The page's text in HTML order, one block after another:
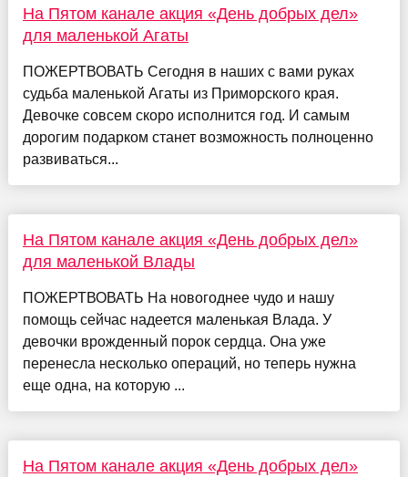
На Пятом канале акция «День добрых дел»
для маленькой Агаты
ПОЖЕРТВОВАТЬ Сегодня в наших с вами руках
судьба маленькой Агаты из Приморского края.
Девочке совсем скоро исполнится год. И самым
дорогим подарком станет возможность полноценно
развиваться...
На Пятом канале акция «День добрых дел»
для маленькой Влады
ПОЖЕРТВОВАТЬ На новогоднее чудо и нашу
помощь сейчас надеется маленькая Влада. У
девочки врожденный порок сердца. Она уже
перенесла несколько операций, но теперь нужна
еще одна, на которую ...
На Пятом канале акция «День добрых дел»